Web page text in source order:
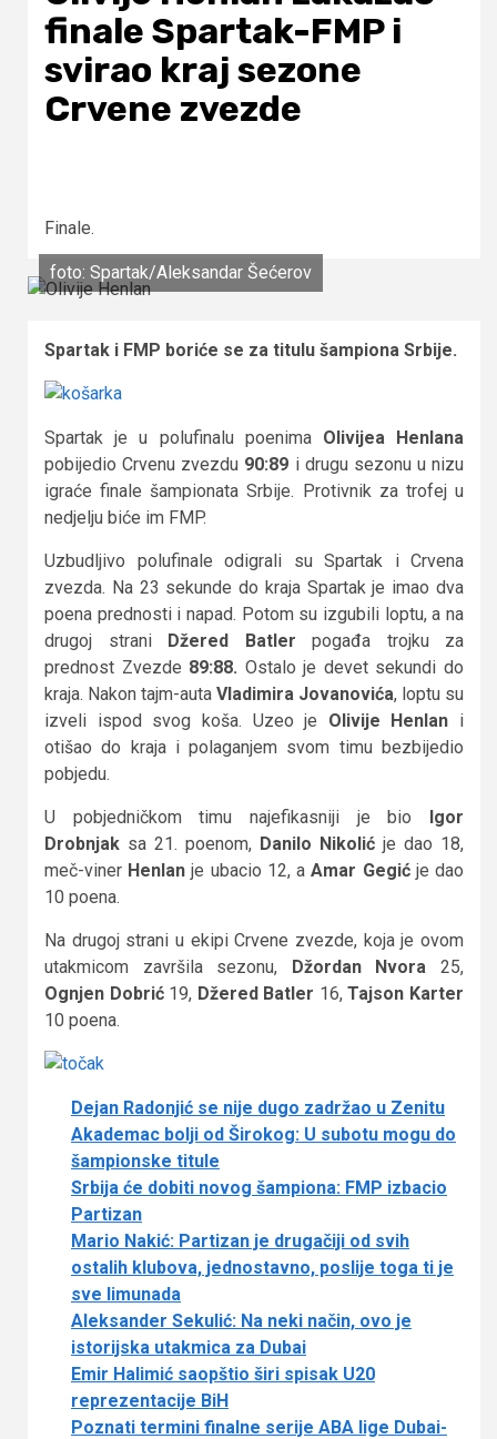
finale Spartak-FMP i
svirao kraj sezone
Crvene zvezde
Finale.
foto: Spartak/Aleksandar Šećerov
Spartak i FMP boriće se za titulu šampiona Srbije.
Spartak je u polufinalu poenima Olivijea Henlana
pobijedio Crvenu zvezdu 90:89 i drugu sezonu u nizu
igraće finale šampionata Srbije. Protivnik za trofej u
nedjelju biće im FMP.
Uzbudljivo polufinale odigrali su Spartak i Crvena
zvezda. Na 23 sekunde do kraja Spartak je imao dva
poena prednosti i napad. Potom su izgubili loptu, a na
drugoj strani Džered Batler pogađa trojku za
prednost Zvezde 89:88. Ostalo je devet sekundi do
kraja. Nakon tajm-auta Vladimira Jovanovića, loptu su
izveli ispod svog koša. Uzeo je Olivije Henlan i
otišao do kraja i polaganjem svom timu bezbijedio
pobjedu.
U pobjedničkom timu najefikasniji je bio Igor
Drobnjak sa 21. poenom, Danilo Nikolić je dao 18,
meč-viner Henlanje ubacio 12, aAmar Gegićje dao
10 poena.
Na drugoj strani u ekipi Crvene zvezde, koja je ovom
utakmicom završila sezonu, Džordan Nvora 25,
Ognjen Dobrić 19, Džered Batler 16,Tajson Karter
10 poena.
Dejan Radonjić se nije dugo zadržao u Zenitu
Akademac bolji od Širokog: U subotu mogu do
šampionske titule
Srbija će dobiti novog šampiona: FMP izbacio
Partizan
Mario Nakić: Partizan je drugačiji od svih
ostalih klubova, jednostavno, poslije toga ti je
sve limunada
Aleksander Sekulić: Na neki način, ovo je
istorijska utakmica za Dubai
Emir Halimić saopštio širi spisak U20
reprezentacije BiH
Poznati termini finalne serije ABA lige Dubai-